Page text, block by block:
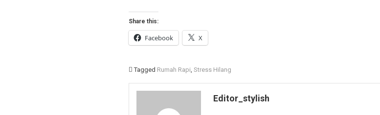
Share this:
Facebook X
Tagged Rumah Rapi Stress Hilang
Editor_stylish